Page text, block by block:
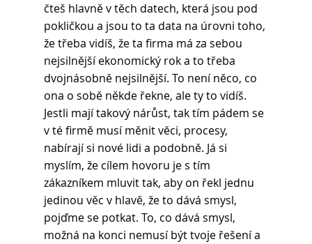
čteš hlavně v těch datech, která jsou pod
pokličkou a jsou to ta data na úrovni toho,
že třeba vidíš, že ta firma má za sebou
nejsilnější ekonomický rok a to třeba
dvojnásobně nejsilnější. To není něco, co
ona o sobě někde řekne, ale ty to vidíš.
Jestli mají takový nárůst, tak tím pádem se
v té firmě musí měnit věci, procesy,
nabírají si nové lidi a podobně. Já si
myslím, že cílem hovoru je s tím
zákazníkem mluvit tak, aby on řekl jednu
jedinou věc v hlavě, že to dává smysl,
pojďme se potkat. To, co dává smysl,
možná na konci nemusí být tvoje řešení a